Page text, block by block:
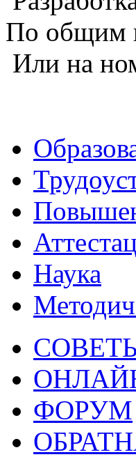
По общим
Или на
Наука
ФОРУМ